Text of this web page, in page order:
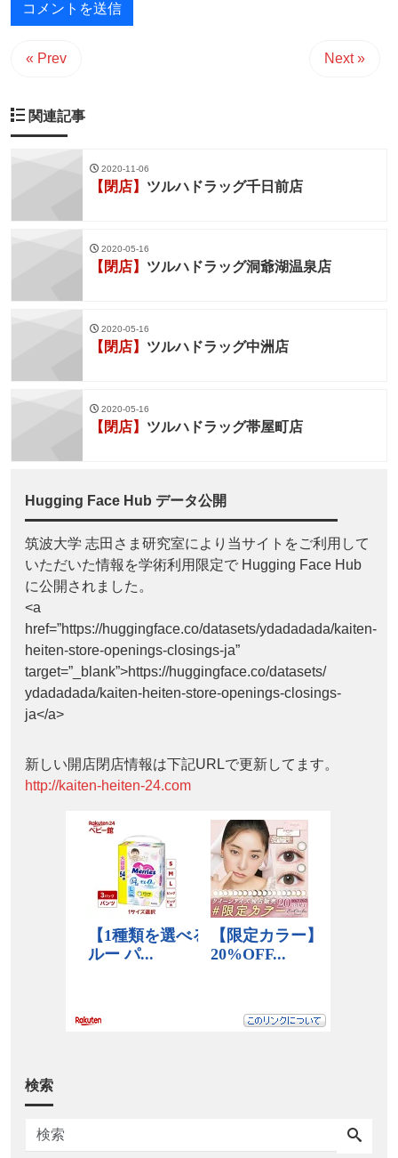
« Prev Next »
関連記事
2020-11-06
【閉店】 ツルハドラッグ千日前店
2020-05-16
【閉店】 ツルハドラッグ洞爺湖温泉店
2020-05-16
【閉店】 ツルハドラッグ中洲店
2020-05-16
【閉店】 ツルハドラッグ帯屋町店
Hugging Face Hub データ公開
筑波大学 志田さま研究室により当サイトをご利用して
いただいた情報を学術利用限定で Hugging Face Hub
に公開されました。
<a
href=”https://huggingface.co/datasets/ydadadada/kaiten-
heiten-store-openings-closings-ja”
target=”_blank”>https://huggingface.co/datasets/
ydadadada/kaiten-heiten-store-openings-closings-
ja</a>
新しい開店閉店情報は下記URLで更新してます。
http://kaiten-heiten-24.com
検索